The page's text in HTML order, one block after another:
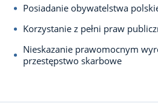
Posiadanie obywatelstwa
Korzystanie z pełni praw
Nieskazanie prawomocnym
przestępstwo skarbowe